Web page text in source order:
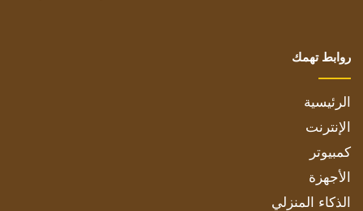
روابط تهمك
الرئيسية
الإنترنت
كمبيوتر
الأجهزة
الذكاء المنزلي